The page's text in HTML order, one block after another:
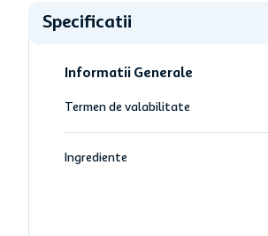
Specificatii
Informatii Generale
Termen de valabilitate
Ingrediente